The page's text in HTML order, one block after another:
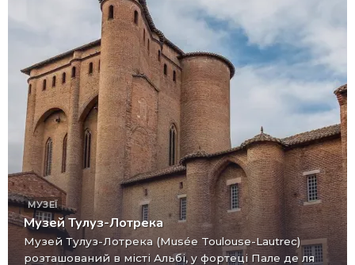
МУЗЕЇ
Музей Тулуз-Лотрека
Музей Тулуз-Лотрека (Musée Toulouse-Lautrec)
розташований в місті Альбі, у фортеці Пале де ля